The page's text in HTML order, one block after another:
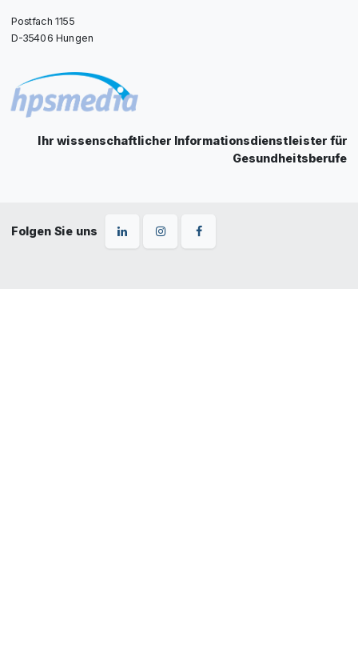
Postfach 1155
D-35406 Hungen
Ihr wissenschaftlicher Informationsdienstleister für
Gesundheitsberufe
Folgen Sie uns